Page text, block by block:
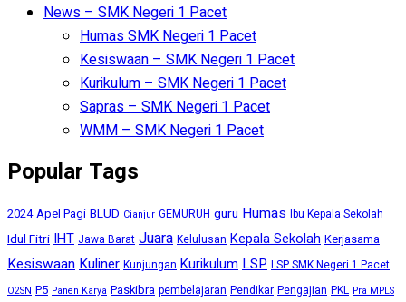
News – SMK Negeri 1 Pacet
Humas SMK Negeri 1 Pacet
Kesiswaan – SMK Negeri 1 Pacet
Kurikulum – SMK Negeri 1 Pacet
Sapras – SMK Negeri 1 Pacet
WMM – SMK Negeri 1 Pacet
Popular Tags
2024 Apel Pagi BLUD Cianjur GEMURUH guru Humas Ibu Kepala Sekolah
Idul Fitri IHT Jawa Barat Juara Kelulusan Kepala Sekolah Kerjasama
KesiswaanKuliner Kunjungan KurikulumLSP LSP SMK Negeri 1 Pacet
O2SN P5 Panen Karya Paskibra pembelajaran Pendikar Pengajian PKL Pra MPLS